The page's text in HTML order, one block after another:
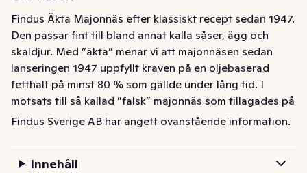
Findus Äkta Majonnäs efter klassiskt recept sedan 1947.
Den passar fint till bland annat kalla såser, ägg och
skaldjur. Med ”äkta” menar vi att majonnäsen sedan
lanseringen 1947 uppfyllt kraven på en oljebaserad
fetthalt på minst 80 % som gällde under lång tid. I
motsats till så kallad ”falsk” majonnäs som tillagades på
t ex smör eller grädde.
Findus Sverige AB har angett ovanstående information.
Innehåll